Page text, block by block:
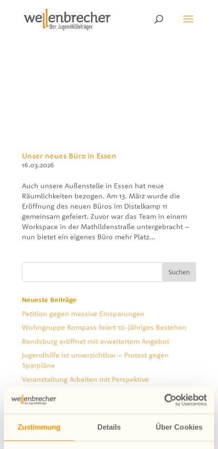
Zustimmung Details Über Cookies
Unser neues Büro in Essen
16.03.2026
Auch unsere Außenstelle in Essen hat neue
Räumlichkeiten bezogen. Am 13. März wurde die
Eröffnung des neuen Büros im Distelkamp 11
gemeinsam gefeiert. Zuvor war das Team in einem
Workspace in der Mathildenstraße untergebracht –
nun bietet ein eigenes Büro mehr Platz...
Neueste Beiträge
Petition gegen massive Einsparungen
Wohngruppe Kompass feiert 10-jähriges Bestehen
Rendsburg eröffnet mit erweitertem Angebot
Jugendhilfe ist unverzichtbar – Protest gegen
Sparpläne
Veranstaltung Arbeiten mit Perspektive
Ein Abschied mit Perspektive
Archiv
August 2026
Juli 2026